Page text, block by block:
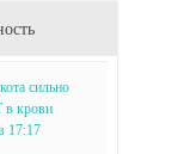
сильно
крови
17:17